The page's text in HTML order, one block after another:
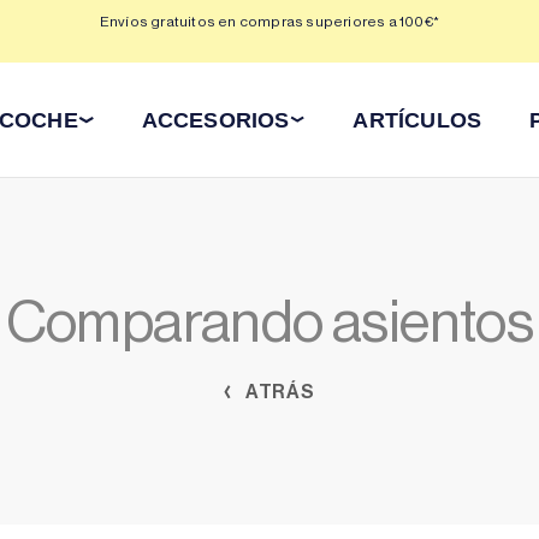
Envíos gratuitos en compras superiores a 100€*
ACCESORIOS ARTÍCULOS
Comparando asientos
ATRÁS